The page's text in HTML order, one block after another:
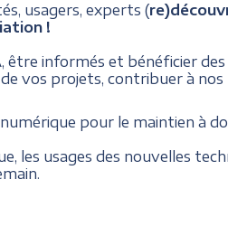
usagers, experts (
!
être informés et bénéficier des
vos projets, contribuer à nos
pour le maintien à
les usages des nouvelles